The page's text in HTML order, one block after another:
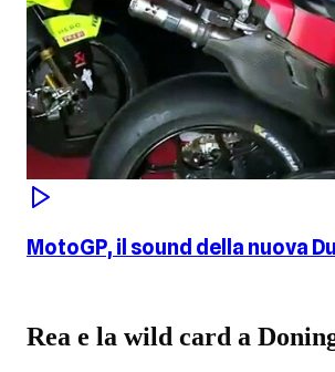
MotoGP, il sound della nuova
Rea e la wild card a